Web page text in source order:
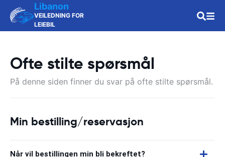
Libanon
VEILEDNING FOR
LEIEBIL
Ofte stilte spørsmål
På denne siden finner du svar på ofte stilte spørsmål.
Min bestilling/reservasjon
Når vil bestillingen min bli bekreftet?